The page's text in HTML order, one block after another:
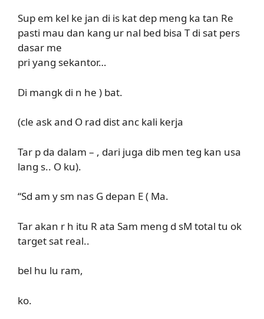
Sup em kel ke jan di is kat dep meng ka tan Re
pasti mau dan kang ur nal bed bisa T di sat pers
dasar me
pri yang sekantor…
Di mangk di n he ) bat.
(cle ask and O rad dist anc kali kerja
Tar p da dalam – , dari juga dib men teg kan usa
lang s.. O ku).
“Sd am y sm nas G depan E ( Ma.
Tar akan r h itu R ata Sam meng d sM total tu ok
target sat real..
bel hu lu ram,
ko.